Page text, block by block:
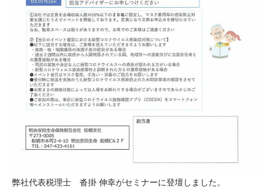
弊社代表税理士 沓掛 伸幸がセミナーに登壇しました。